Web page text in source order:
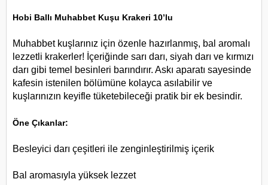
Hobi Ballı Muhabbet Kuşu Krakeri 10’lu
Muhabbet kuşlarınız için özenle hazırlanmış, bal aromalı
lezzetli krakerler! İçeriğinde sarı darı, siyah darı ve kırmızı
darı gibi temel besinleri barındırır. Askı aparatı sayesinde
kafesin istenilen bölümüne kolayca asılabilir ve
kuşlarınızın keyifle tüketebileceği pratik bir ek besindir.
Öne Çıkanlar:
Besleyici darı çeşitleri ile zenginleştirilmiş içerik
Bal aromasıyla yüksek lezzet